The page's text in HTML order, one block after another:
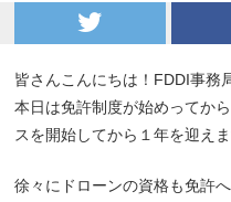
皆さんこんにちは！FDDI事務
本日は免許制度が始めってか
スを開始してから１年を迎えま
徐々にドローンの資格も免許